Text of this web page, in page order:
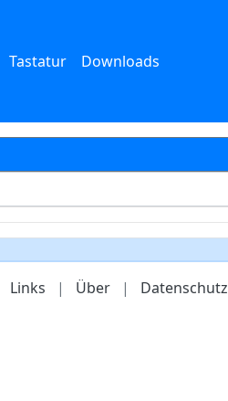
Tastatur Downloads
Links | Über | Datenschutz